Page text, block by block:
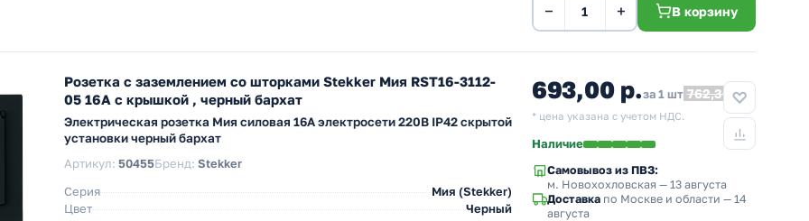
− + В корзину
Розетка с заземлением со шторками Stekker Мия RST16-3112-
05 16A с крышкой , черный бархат
Электрическая розетка Мия силовая 16А электросети 220В IP42 скрытой
установки черный бархат
Артикул: 50455Бренд: Stekker
Серия
Мия (Stekker)
Цвет
Черный
693,00 р.за 1 шт 762,30
* цена указана с учетом НДС.
Наличие
Самовывоз из ПВЗ:
м. Новохохловская — 13 августа
Доставка по Москве и области — 14
августа